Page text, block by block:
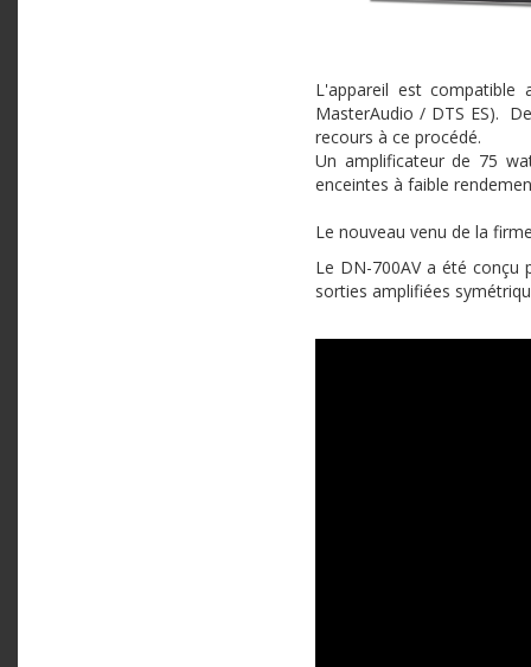
L'appareil est
MasterAudio / DTS ES).
recours à ce procédé.
Un amplificateur de 75
enceintes à faible
Le nouveau venu de la
Le DN-700AV a été conçu
sorties amplifiées